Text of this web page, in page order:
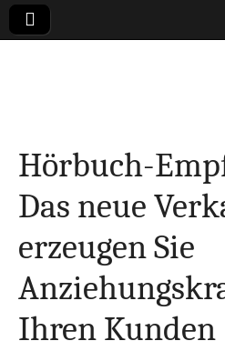
Finanzen,
Marketing-,
&
Hörbuch-
Das neue
erzeugen Sie
Ihren Kunden